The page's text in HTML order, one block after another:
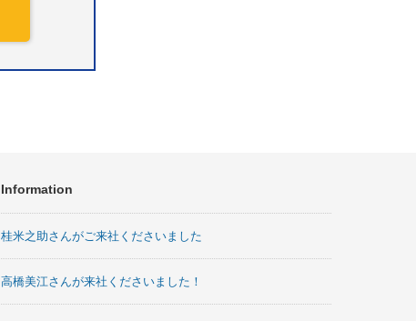
Information
桂米之助さんがご来社くださいました
高橋美江さんが来社くださいました！